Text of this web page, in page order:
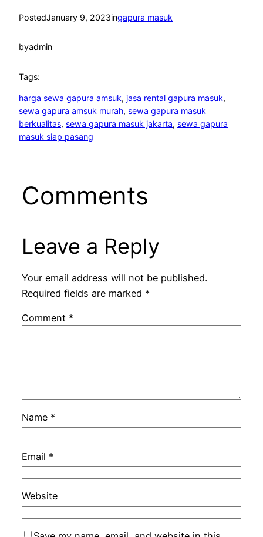
PostedJanuary 9, 2023ingapura masuk
byadmin
Tags:
harga sewa gapura amsuk, jasa rental gapura masuk
sewa gapura amsuk murah, sewa gapura masuk
berkualitas, sewa gapura masuk jakarta, sewa gapura
masuk siap pasang
Comments
Leave a Reply
Your email address will not be published.
Required fields are marked *
Comment *
Name *
Email *
Website